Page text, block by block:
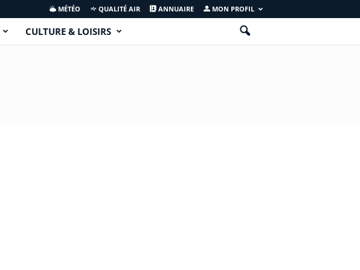
MÉTÉO QUALITÉ AIR ANNUAIRE MON PROFIL
CULTURE & LOISIRS